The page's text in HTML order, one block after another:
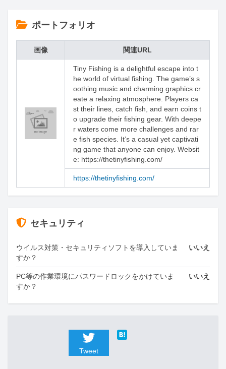
ポートフォリオ
画像 関連URL
Tiny Fishing is a delightful escape into t
he world of virtual fishing. The game’s s
oothing music and charming graphics cr
eate a relaxing atmosphere. Players ca
st their lines, catch fish, and earn coins t
o upgrade their fishing gear. With deepe
r waters come more challenges and rar
e fish species. It’s a casual yet captivati
ng game that anyone can enjoy. Websit
e: https://thetinyfishing.com/
https://thetinyfishing.com/
セキュリティ
ウイルス対策・セキュリティソフトを導入していま
すか？
いいえ
PC等の作業環境にパスワードロックをかけていま
すか？
いいえ
Tweet